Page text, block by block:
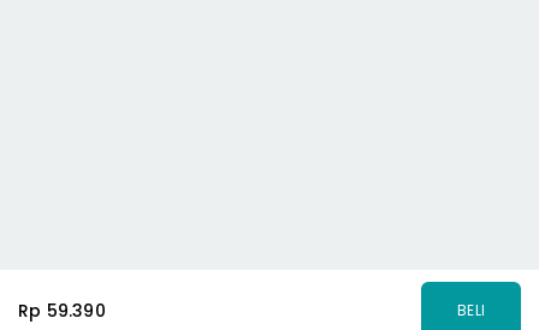
Rp 59.390 BELI